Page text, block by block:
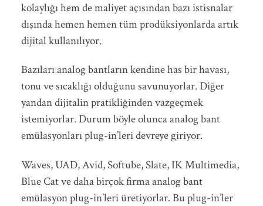
kolaylığı hem de maliyet açısından bazı istisnalar
dışında hemen hemen tüm prodüksiyonlarda artık
dijital kullanılıyor.
Bazıları analog bantların kendine has bir havası,
tonu ve sıcaklığı olduğunu savunuyorlar. Diğer
yandan dijitalin pratikliğinden vazgeçmek
istemiyorlar. Durum böyle olunca analog bant
emülasyonları plug-in’leri devreye giriyor.
Waves, UAD, Avid, Softube, Slate, IK Multimedia,
Blue Cat ve daha birçok firma analog bant
emülasyon plug-in’leri üretiyorlar. Bu plug-in’ler